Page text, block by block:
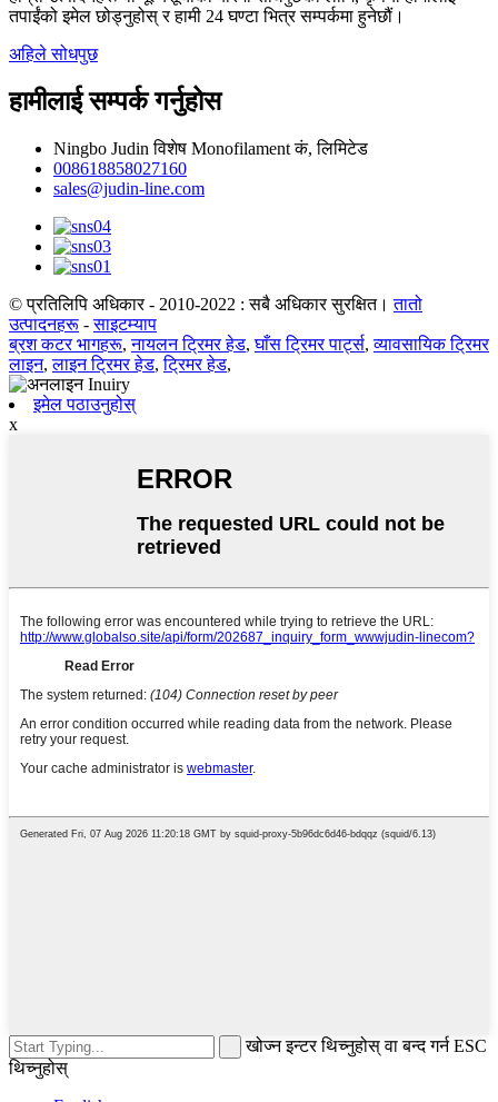
तपाईंको इमेल छोड्नुहोस् र हामी 24 घण्टा भित्र सम्पर्कमा हुनेछौं।
अहिले सोधपुछ
हामीलाई सम्पर्क गर्नुहोस
Ningbo Judin विशेष Monofilament कं, लिमिटेड
008618858027160
sales@judin-line.com
© प्रतिलिपि अधिकार - 2010-2022 : सबै अधिकार सुरक्षित। तातो
उत्पादनहरू -साइटम्याप
ब्रश कटर भागहरू,नायलन ट्रिमर हेड,घाँस ट्रिमर पार्ट्स,व्यावसायिक ट्रिमर
लाइन,लाइन ट्रिमर हेड,ट्रिमर हेड,
इमेल पठाउनुहोस्
x
खोज्न इन्टर थिच्नुहोस् वा बन्द गर्न ESC
थिच्नुहोस्